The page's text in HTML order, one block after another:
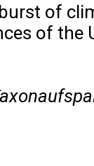
of
of the